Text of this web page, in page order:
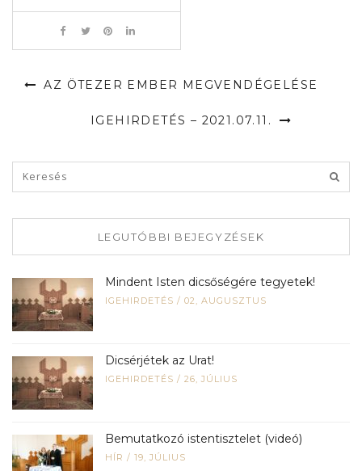
AZ ÖTEZER EMBER MEGVENDÉGELÉSE
IGEHIRDETÉS – 2021.07.11.
LEGUTÓBBI BEJEGYZÉSEK
Mindent Isten dicsőségére tegyetek!
IGEHIRDETÉS / 02, AUGUSZTUS
Dicsérjétek az Urat!
IGEHIRDETÉS / 26, JÚLIUS
Bemutatkozó istentisztelet (videó)
HÍR / 19, JÚLIUS